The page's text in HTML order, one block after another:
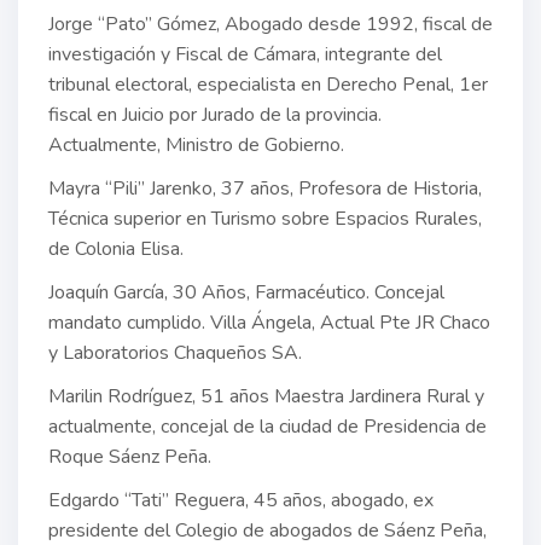
Jorge “Pato” Gómez, Abogado desde 1992, fiscal de
investigación y Fiscal de Cámara, integrante del
tribunal electoral, especialista en Derecho Penal, 1er
fiscal en Juicio por Jurado de la provincia.
Actualmente, Ministro de Gobierno.
Mayra “Pili” Jarenko, 37 años, Profesora de Historia,
Técnica superior en Turismo sobre Espacios Rurales,
de Colonia Elisa.
Joaquín García, 30 Años, Farmacéutico. Concejal
mandato cumplido. Villa Ángela, Actual Pte JR Chaco
y Laboratorios Chaqueños SA.
Marilin Rodríguez, 51 años Maestra Jardinera Rural y
actualmente, concejal de la ciudad de Presidencia de
Roque Sáenz Peña.
Edgardo “Tati” Reguera, 45 años, abogado, ex
presidente del Colegio de abogados de Sáenz Peña,